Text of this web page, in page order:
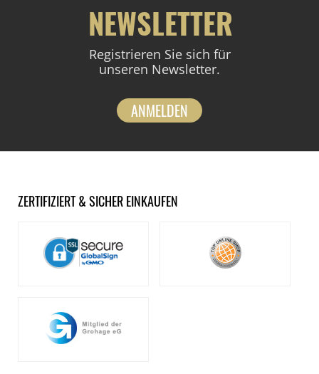
NEWSLETTER
Registrieren Sie sich für
unseren Newsletter.
ANMELDEN
ZERTIFIZIERT & SICHER EINKAUFEN